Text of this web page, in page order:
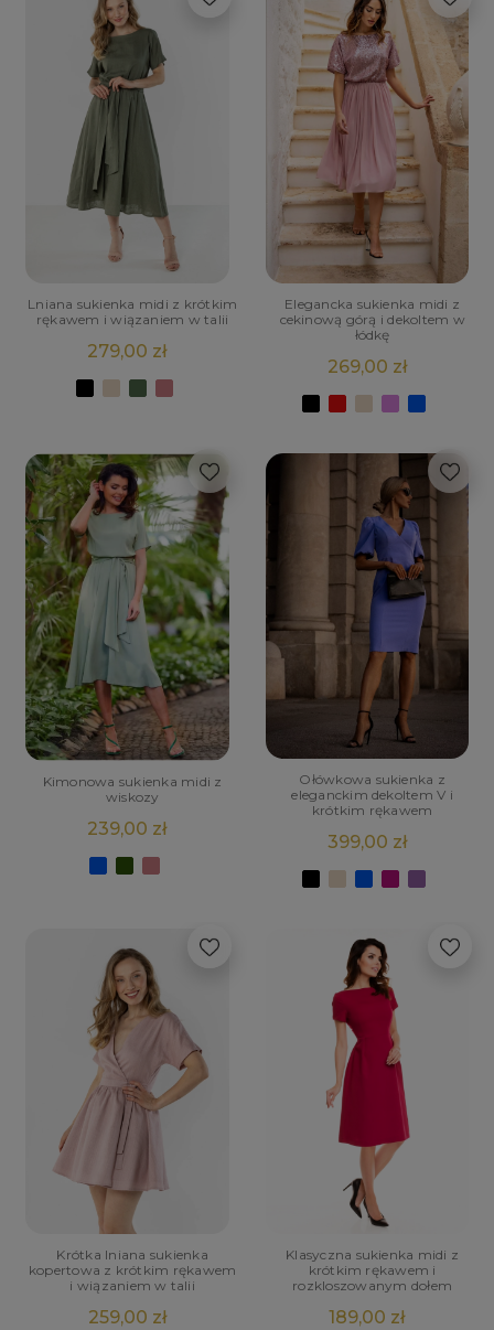
Lniana sukienka midi z krótkim
rękawem i wiązaniem w talii
279,00 zł
Elegancka sukienka midi z
cekinową górą i dekoltem w
łódkę
269,00 zł
Kimonowa sukienka midi z
wiskozy
239,00 zł
Ołówkowa sukienka z
eleganckim dekoltem V i
krótkim rękawem
399,00 zł
Krótka lniana sukienka
kopertowa z krótkim rękawem
i wiązaniem w talii
259,00 zł
Klasyczna sukienka midi z
krótkim rękawem i
rozkloszowanym dołem
189,00 zł